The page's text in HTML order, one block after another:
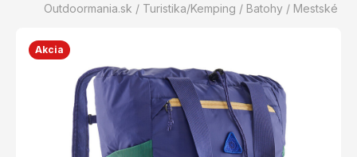
Outdoormania.sk Turistika/Kemping Batohy Mestské
Akcia